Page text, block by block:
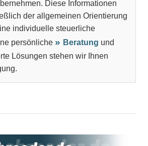
Diese Informationen
der allgemeinen Orientierung
individuelle steuerliche
persönliche
Beratung und
Lösungen stehen wir Ihnen